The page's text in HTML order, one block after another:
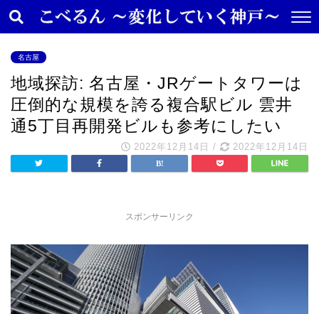
名古屋
地域探訪: 名古屋・JRゲートタワーは
圧倒的な規模を誇る複合駅ビル 雲井
通5丁目再開発ビルも参考にしたい
2022年12月14日 / 2022年12月14日
スポンサーリンク